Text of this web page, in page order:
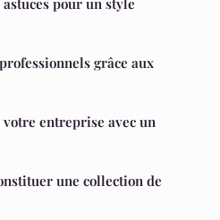
pour un style
grâce aux
entreprise avec un
une collection de